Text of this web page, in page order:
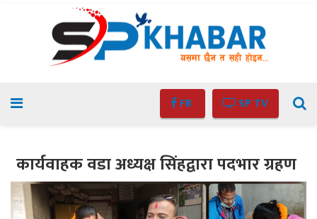
FB SP TV
कार्यवाहक वडा अध्यक्ष सिंहद्वारा पदभार ग्रहण